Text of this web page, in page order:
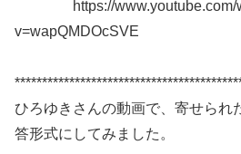
https://www.youtube.com/
v=wapQMDOcSVE
ひろゆきさんの動画で、寄せられ
答形式にしてみました。